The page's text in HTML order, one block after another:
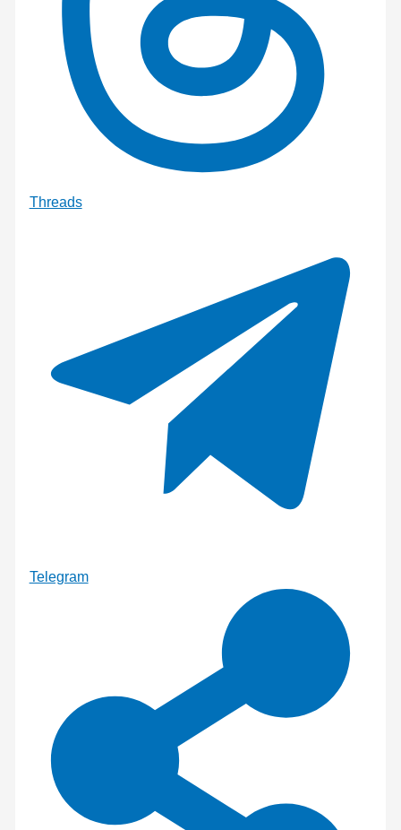
Threads
Telegram